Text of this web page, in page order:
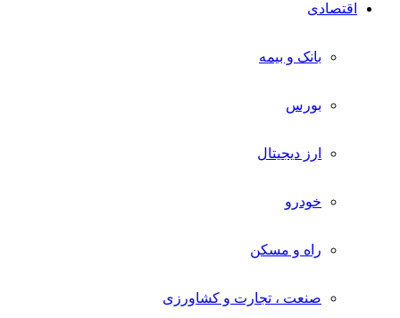
اقتصادی
بانک و بیمه
بورس
ارز دیجیتال
خودرو
راه و مسکن
صنعت ، تجارت و کشاورزی